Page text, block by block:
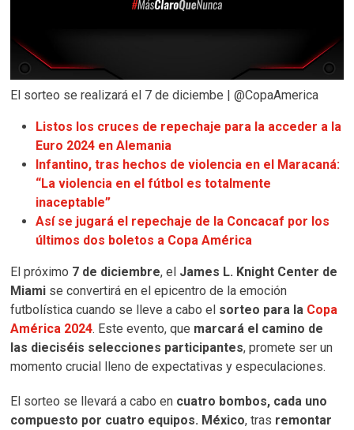
El sorteo se realizará el 7 de diciembe | @CopaAmerica
Listos los cruces de repechaje para la acceder a la
Euro 2024 en Alemania
Infantino, tras hechos de violencia en el Maracaná:
“La violencia en el fútbol es totalmente
inaceptable”
Así se jugará el repechaje de la Concacaf por los
últimos dos boletos a Copa América
El próximo 7 de diciembre, el James L. Knight Center de
Miami se convertirá en el epicentro de la emoción
futbolística cuando se lleve a cabo el sorteo para la Copa
América 2024. Este evento, que marcará el camino de
las dieciséis selecciones participantes, promete ser un
momento crucial lleno de expectativas y especulaciones.
El sorteo se llevará a cabo en cuatro bombos, cada uno
compuesto por cuatro equipos. México, tras remontar